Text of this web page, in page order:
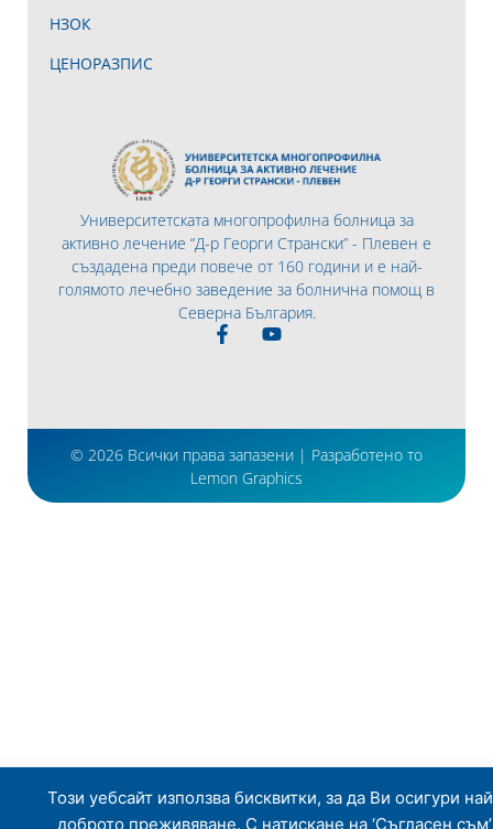
Този уебсайт използва бисквитки, за да Ви осигури
доброто преживяване. С натискане на ‘Съгласен съм’
Университетската многопрофилна болница за
активно лечение “Д-р Георги Странски” - Плевен е
създадена преди повече от 160 години и е най-
голямото лечебно заведение за болнична помощ в
Северна България.
НЗОК
ЦЕНОРАЗПИС
© 2026 Всички права запазени | Разработено то
Lemon Graphics